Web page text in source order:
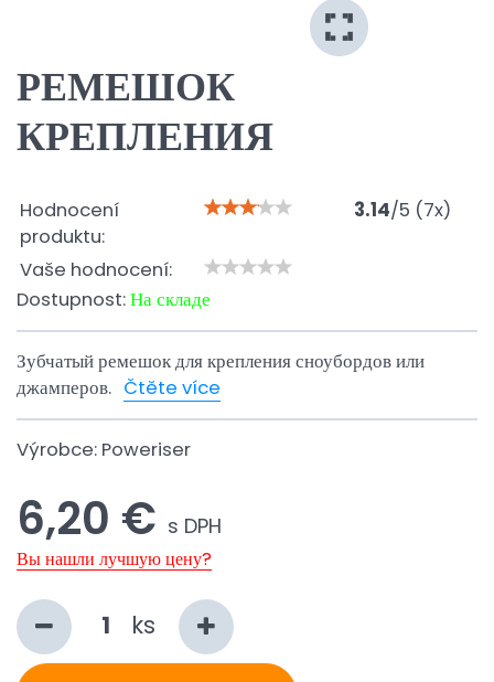
РЕМЕШОК
КРЕПЛЕНИЯ
Hodnocení
produktu:
3.14/5 (7x)
Vaše hodnocení:
Dostupnost:На складе
Зубчатый ремешок для крепления сноубордов или
джамперов. Čtěte více
Výrobce: Poweriser
6,20 € s DPH
Вы нашли лучшую цену?
ks